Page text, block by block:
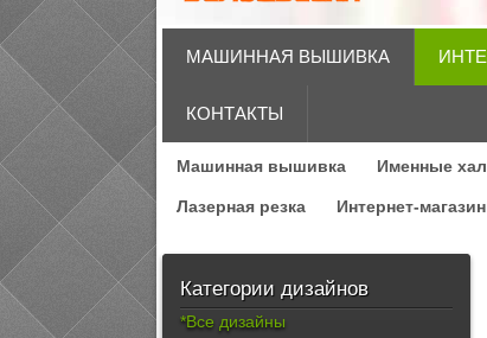
МАШИННАЯ ВЫШИВКА
КОНТАКТЫ
Машинная вышивка Именные
Лазерная резка Интернет-
Категории дизайнов
*Все дизайны